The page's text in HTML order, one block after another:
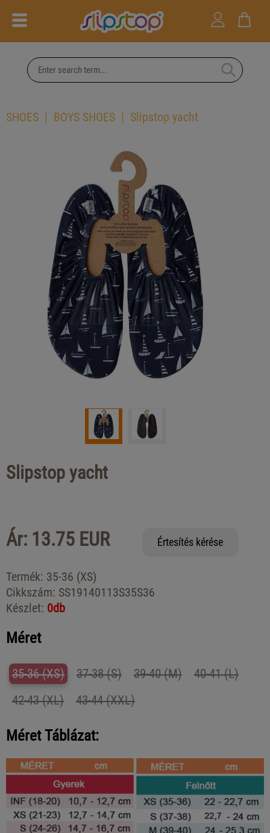
SHOES BOYS SHOES Slipstop yacht
Slipstop yacht
Ár: 13.75 EUR Értesítés kérése
Termék: 35-36 (XS)
Cikkszám: SS19140113S35S36
Készlet: 0db
Méret
35-36 (XS) 37-38 (S) 39-40 (M)
40-41 (L)
42-43 (XL)
43-44 (XXL)
Méret Táblázat: